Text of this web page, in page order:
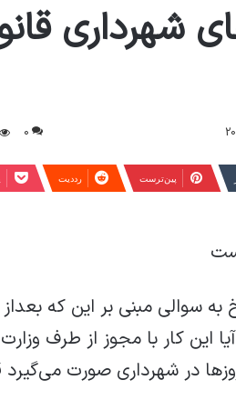
شهرداری
0
‫پین‌ترست ‫رددیت
سوالی مبنی بر این که بعداز
این کار با مجوز از طرف
در شهرداری صورت می‌گیرد